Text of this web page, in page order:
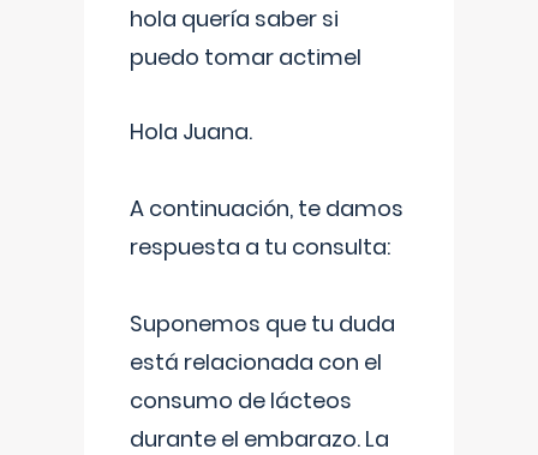
hola quería saber si
puedo tomar actimel
Hola Juana.
A continuación, te damos
respuesta a tu consulta:
Suponemos que tu duda
está relacionada con el
consumo de lácteos
durante el embarazo. La